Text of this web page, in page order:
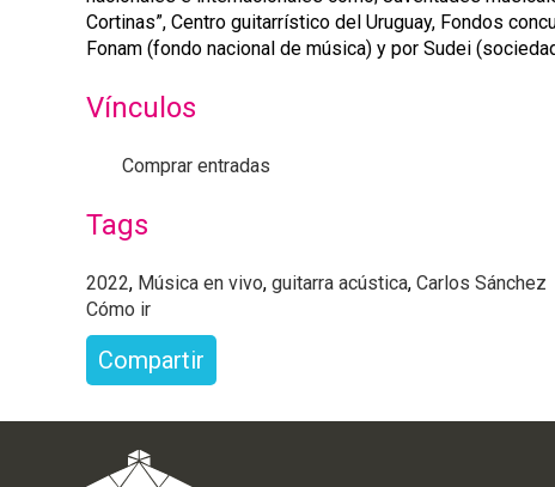
Cortinas”, Centro guitarrístico del Uruguay, Fondos
Fonam (fondo nacional de música) y por Sudei
Vínculos
Comprar entradas
Tags
2022, Música en vivo, guitarra acústica, Carlos Sánchez
Cómo ir
Compartir